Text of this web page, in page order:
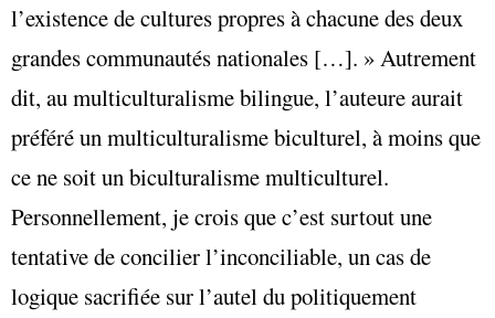
l’existence de cultures propres à chacune des deux
grandes communautés nationales […]. » Autrement
dit, au multiculturalisme bilingue, l’auteure aurait
préféré un multiculturalisme biculturel, à moins que
ce ne soit un biculturalisme multiculturel.
Personnellement, je crois que c’est surtout une
tentative de concilier l’inconciliable, un cas de
logique sacrifiée sur l’autel du politiquement